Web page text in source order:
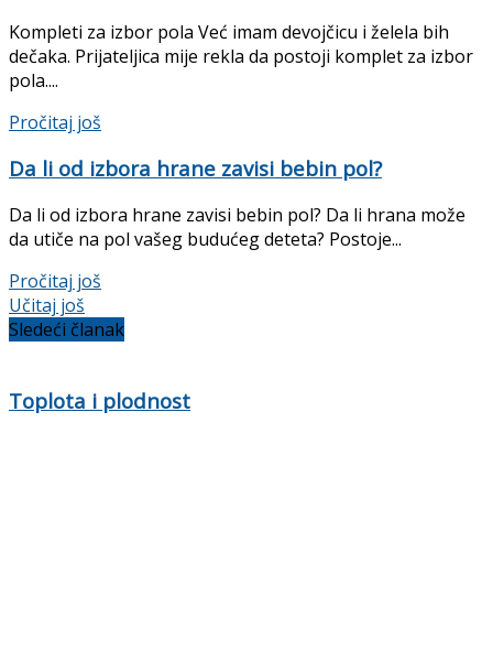
Kompleti za izbor pola Već imam devojčicu i želela bih
dečaka. Prijateljica mije rekla da postoji komplet za izbor
pola....
Pročitaj još
Da li od izbora hrane zavisi bebin pol?
Da li od izbora hrane zavisi bebin pol? Da li hrana može
da utiče na pol vašeg budućeg deteta? Postoje...
Pročitaj još
Učitaj još
Sledeći članak
Toplota i plodnost